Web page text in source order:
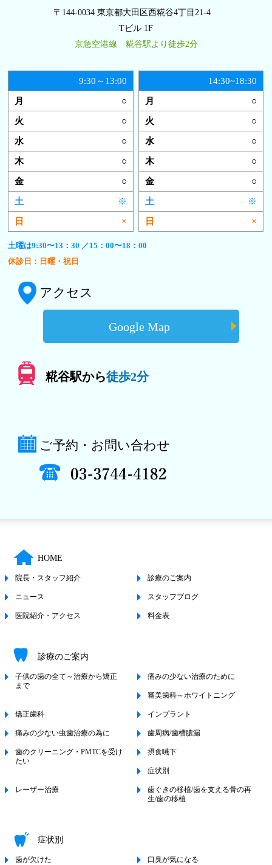
〒144-0034 東京都大田区西糀谷4丁目21-4
Tビル 1F
京急空港線 糀谷駅より徒歩2分
9:30～13:00
○
○
○
○
○
※
×
14:30~18:30
○
○
○
○
○
※
×
土曜は9:30〜13：30 ／15：00〜18：00
休診日：日曜・祝日
アクセス
Google Map
糀谷駅から徒歩2分
ご予約・お問い合わせ
HOME
院長・スタッフ紹介 診療のご案内
ニュース スタッフブログ
医院紹介・アクセス 料金表
診療のご案内
子供の歯の全て～治療から矯正
まで
痛みの少ない治療のために
審美歯科～ホワイトニング
矯正歯科 インプラント
痛みの少ない虫歯治療の為に 歯周病/歯槽膿漏
歯のクリーニング・PMTCを受け
たい
摂食嚥下
症状別
レーザー治療
歯ぐきの移植/歯を支える骨の再
生/歯の移植
症状別
歯が欠けた 口臭が気になる